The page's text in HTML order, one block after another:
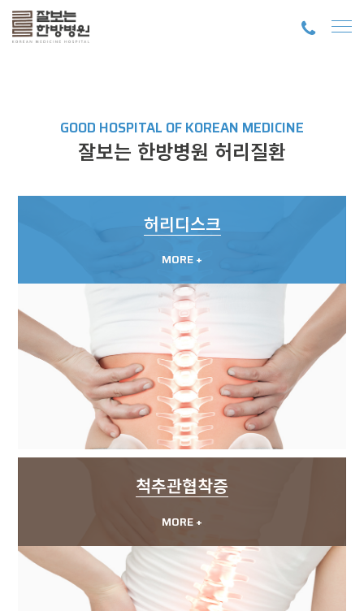
GOOD HOSPITAL OF KOREAN MEDICINE
잘보는 한방병원 허리질환
허리디스크
MORE +
척추관협착증
MORE +